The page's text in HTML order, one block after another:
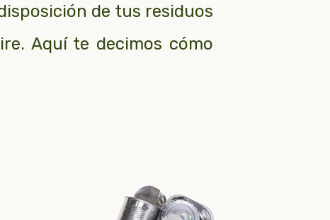
de tus residuos
Aquí te decimos cómo